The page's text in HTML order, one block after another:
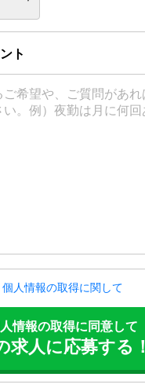
ト
個人情報の取得に関して
情報の取得に同意して
求人に応募する！